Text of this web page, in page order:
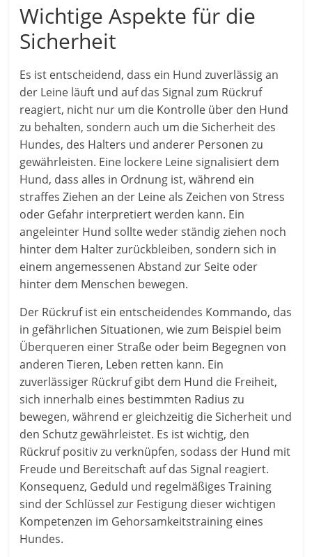
Wichtige Aspekte für die
Sicherheit
Es ist entscheidend, dass ein Hund zuverlässig an
der Leine läuft und auf das Signal zum Rückruf
reagiert, nicht nur um die Kontrolle über den Hund
zu behalten, sondern auch um die Sicherheit des
Hundes, des Halters und anderer Personen zu
gewährleisten. Eine lockere Leine signalisiert dem
Hund, dass alles in Ordnung ist, während ein
straffes Ziehen an der Leine als Zeichen von Stress
oder Gefahr interpretiert werden kann. Ein
angeleinter Hund sollte weder ständig ziehen noch
hinter dem Halter zurückbleiben, sondern sich in
einem angemessenen Abstand zur Seite oder
hinter dem Menschen bewegen.
Der Rückruf ist ein entscheidendes Kommando, das
in gefährlichen Situationen, wie zum Beispiel beim
Überqueren einer Straße oder beim Begegnen von
anderen Tieren, Leben retten kann. Ein
zuverlässiger Rückruf gibt dem Hund die Freiheit,
sich innerhalb eines bestimmten Radius zu
bewegen, während er gleichzeitig die Sicherheit und
den Schutz gewährleistet. Es ist wichtig, den
Rückruf positiv zu verknüpfen, sodass der Hund mit
Freude und Bereitschaft auf das Signal reagiert.
Konsequenz, Geduld und regelmäßiges Training
sind der Schlüssel zur Festigung dieser wichtigen
Kompetenzen im Gehorsamkeitstraining eines
Hundes.